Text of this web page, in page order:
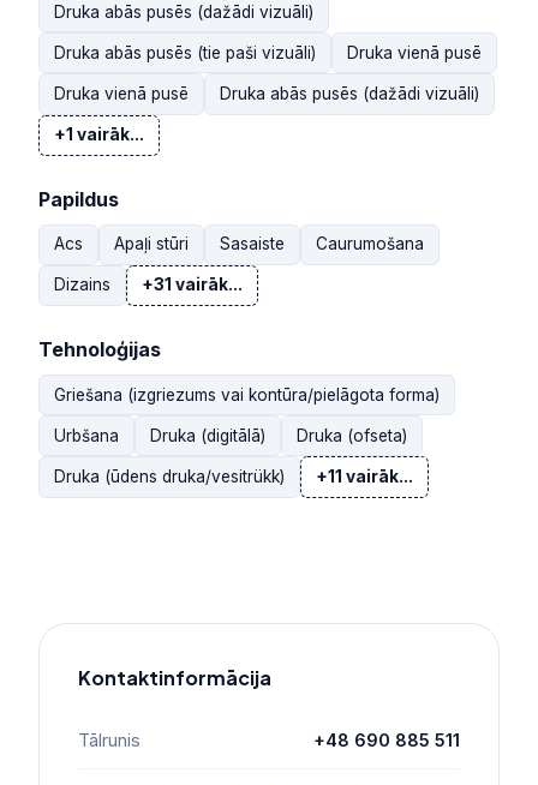
Druka abās pusēs (dažādi vizuāli)
Druka abās pusēs (tie paši vizuāli) Druka vienā pusē
Druka vienā pusē Druka abās pusēs (dažādi vizuāli)
+1 vairāk...
Papildus
Acs Apaļi stūri Sasaiste Caurumošana
Dizains +31 vairāk...
Tehnoloģijas
Griešana (izgriezums vai kontūra/pielāgota forma)
Urbšana Druka (digitālā) Druka (ofseta)
Druka (ūdens druka/vesitrükk) +11 vairāk...
Kontaktinformācija
Tālrunis +48 690 885 511